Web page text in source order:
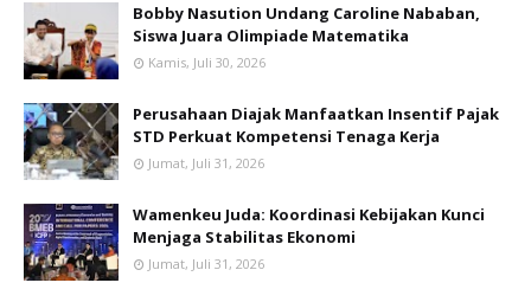
Bobby Nasution Undang Caroline Nababan,
Siswa Juara Olimpiade Matematika
Kamis, Juli 30, 2026
Perusahaan Diajak Manfaatkan Insentif Pajak
STD Perkuat Kompetensi Tenaga Kerja
Jumat, Juli 31, 2026
Wamenkeu Juda: Koordinasi Kebijakan Kunci
Menjaga Stabilitas Ekonomi
Jumat, Juli 31, 2026